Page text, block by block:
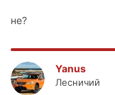
не?
Yanus
Лесничий